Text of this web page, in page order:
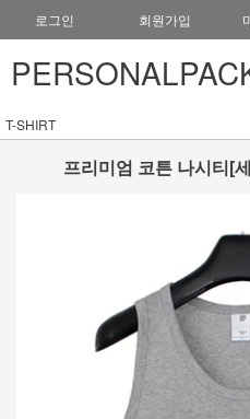
로그인 회원가입
T-SHIRT
프리미엄 코튼 나시티[